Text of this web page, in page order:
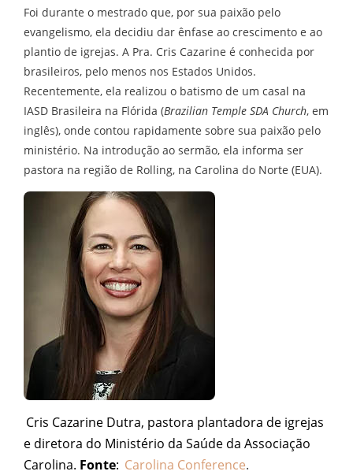
Foi durante o mestrado que, por sua paixão pelo
evangelismo, ela decidiu dar ênfase ao crescimento e ao
plantio de igrejas. A Pra. Cris Cazarine é conhecida por
brasileiros, pelo menos nos Estados Unidos.
Recentemente, ela realizou o batismo de um casal na
IASD Brasileira na Flórida (Brazilian Temple SDA Church, em
inglês), onde contou rapidamente sobre sua paixão pelo
ministério. Na introdução ao sermão, ela informa ser
pastora na região de Rolling, na Carolina do Norte (EUA).
Cris Cazarine Dutra, pastora plantadora de igrejas
e diretora do Ministério da Saúde da Associação
Carolina. Fonte: Carolina Conference.